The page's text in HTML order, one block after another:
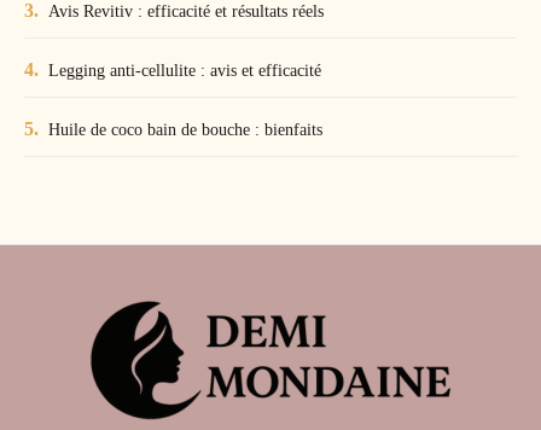
Avis Revitiv : efficacité et résultats réels
Legging anti-cellulite : avis et efficacité
Huile de coco bain de bouche : bienfaits